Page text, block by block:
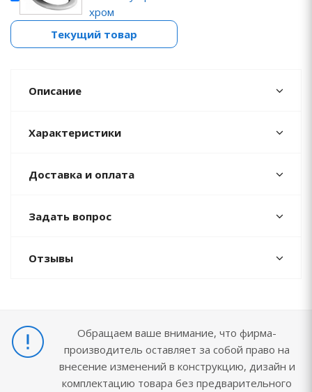
хром
Текущий товар
Описание
Характеристики
Доставка и оплата
Задать вопрос
Отзывы
Обращаем ваше внимание, что фирма-
производитель оставляет за собой право на
внесение изменений в конструкцию, дизайн и
комплектацию товара без предварительного